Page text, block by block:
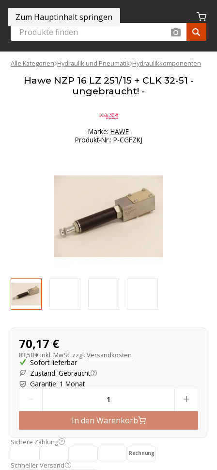
Zum Hauptinhalt springen
Alle Kategorien Hydraulik und Pneumatik Hydraulikkomponenten
Hawe NZP 16 LZ 251/15 + CLK 32-51 -
ungebraucht! -
Marke: HAWE
Produkt-Nr.: P-CGFZKJ
Produktangebot
70,17 €
83,50 € inkl. MwSt. zzgl.Versandkosten
Sofort lieferbar
Zustand: Gebraucht
Garantie: 1 Monat
- +
In den Warenkorb
Sichere Zahlung
Rechnung
Schneller Versand